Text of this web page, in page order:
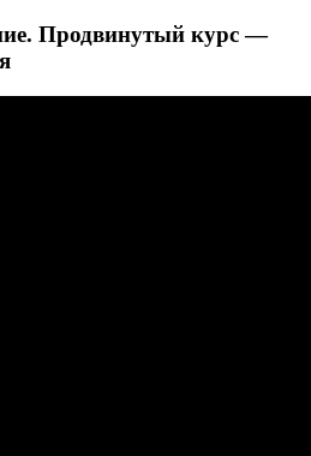
Продвинутый курс —